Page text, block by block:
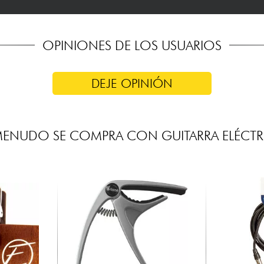
OPINIONES DE LOS USUARIOS
DEJE OPINIÓN
SE COMPRA CON GUITARRA